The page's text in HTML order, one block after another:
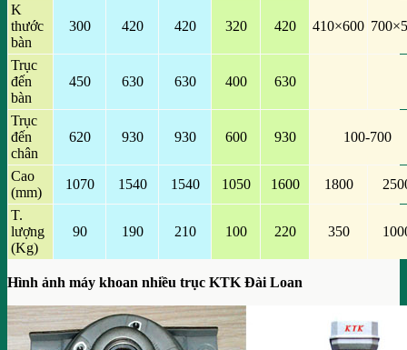
K
thước
bàn
300 420 420 320 420 410×600
Trục
đến
bàn
450 630 630 400 630
Trục
đến
chân
620 930 930 600 930 100-700
Cao
(mm)
1070 1540 1540 1050 1600 1800
T.
lượng
(Kg)
90 190 210 100 220 350
Hình ảnh máy khoan nhiều trục KTK Đài Loan